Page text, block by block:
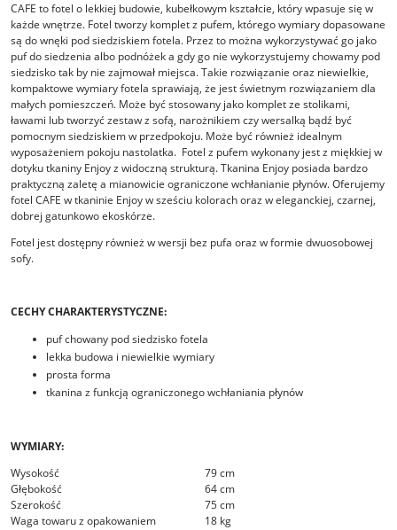
CAFE to fotel o lekkiej budowie, kubełkowym kształcie, który wpasuje się w
każde wnętrze. Fotel tworzy komplet z pufem, którego wymiary dopasowane
są do wnęki pod siedziskiem fotela. Przez to można wykorzystywać go jako
puf do siedzenia albo podnóżek a gdy go nie wykorzystujemy chowamy pod
siedzisko tak by nie zajmował miejsca. Takie rozwiązanie oraz niewielkie,
kompaktowe wymiary fotela sprawiają, że jest świetnym rozwiązaniem dla
małych pomieszczeń. Może być stosowany jako komplet ze stolikami,
ławami lub tworzyć zestaw z sofą, narożnikiem czy wersalką bądź być
pomocnym siedziskiem w przedpokoju. Może być również idealnym
wyposażeniem pokoju nastolatka. Fotel z pufem wykonany jest z miękkiej w
dotyku tkaniny Enjoy z widoczną strukturą. Tkanina Enjoy posiada bardzo
praktyczną zaletę a mianowicie ograniczone wchłanianie płynów. Oferujemy
fotel CAFE w tkaninie Enjoy w sześciu kolorach oraz w eleganckiej, czarnej,
dobrej gatunkowo ekoskórze.
Fotel jest dostępny również w wersji bez pufa oraz w formie dwuosobowej
sofy.
CECHY CHARAKTERYSTYCZNE:
puf chowany pod siedzisko fotela
lekka budowa i niewielkie wymiary
prosta forma
tkanina z funkcją ograniczonego wchłaniania płynów
WYMIARY:
Wysokość
79 cm
Głębokość
64 cm
Szerokość
75 cm
Waga towaru z opakowaniem
18 kg